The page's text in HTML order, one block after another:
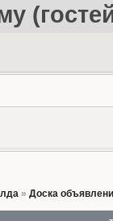
» Доска